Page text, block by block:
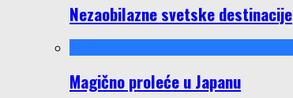
Nezaobilazne svetske destinacije
Magično proleće u Japanu